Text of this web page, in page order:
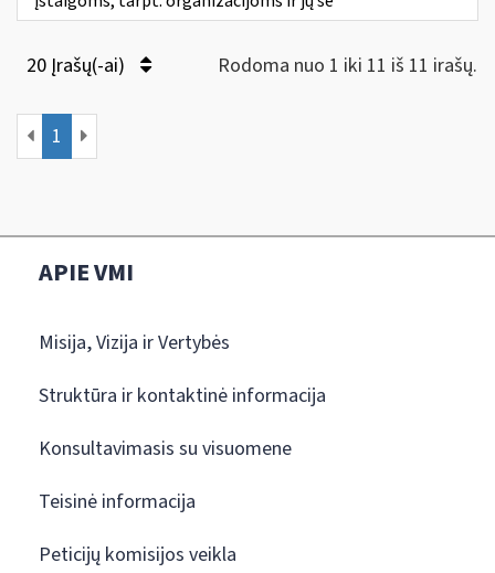
20 Įrašų(-ai) Rodoma nuo 1 iki 11 iš 11 irašų.
1
APIE VMI
Misija, Vizija ir Vertybės
Struktūra ir kontaktinė informacija
Konsultavimasis su visuomene
Teisinė informacija
Peticijų komisijos veikla